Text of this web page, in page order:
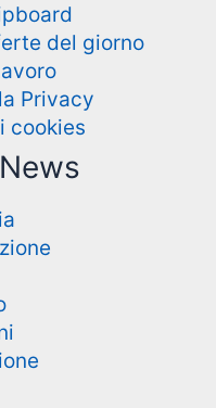
del giorno
Privacy
cookies